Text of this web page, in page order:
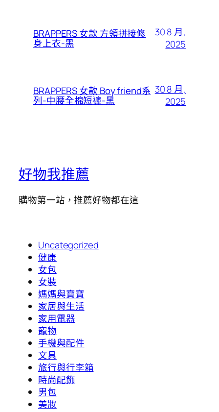
BRAPPERS 女款 方領拼接修
身上衣-黑
30 8 月,
2025
BRAPPERS 女款 Boy friend系
列-中腰全棉短褲-黑
30 8 月,
2025
好物我推薦
購物第一站，推薦好物都在這
Uncategorized
健康
女包
女裝
媽媽與寶寶
家居與生活
家用電器
寵物
手機與配件
文具
旅行與行李箱
時尚配飾
男包
美妝